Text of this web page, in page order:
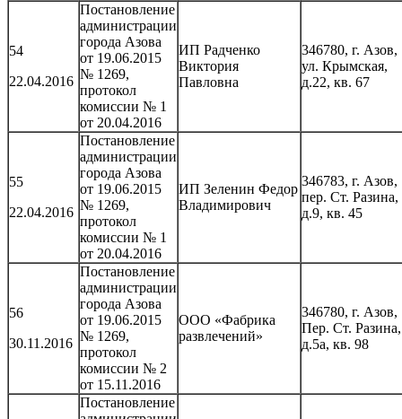
54
22.04.2016
Постановление
администрации
города Азова
от 19.06.2015
№ 1269,
протокол
комиссии № 1
от 20.04.2016
ИП Радченко
Виктория
Павловна
346780, г. Азов,
ул. Крымская,
д.22, кв. 67
55
22.04.2016
Постановление
администрации
города Азова
от 19.06.2015
№ 1269,
протокол
комиссии № 1
от 20.04.2016
ИП Зеленин Федор
Владимирович
346783, г. Азов,
пер. Ст. Разина,
д.9, кв. 45
56
30.11.2016
Постановление
администрации
города Азова
от 19.06.2015
№ 1269,
протокол
комиссии № 2
от 15.11.2016
ООО «Фабрика
развлечений»
346780, г. Азов,
Пер. Ст. Разина,
д.5а, кв. 98
Постановление